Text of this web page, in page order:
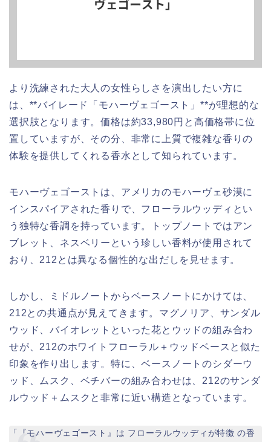
より洗練された大人の女性らしさを演出したい方に
は、**バイレード「モハーヴェゴースト」**が理想的な
選択肢となります。価格は約33,980円と高価格帯に位
置していますが、その分、非常に上質で複雑な香りの
体験を提供してくれる香水として知られています。
モハーヴェゴーストは、アメリカのモハーヴェ砂漠に
インスパイアされた香りで、フローラルウッディとい
う独特な香調を持っています。トップノートではアン
ブレット、ネスベリーという珍しい香料が使用されて
おり、212とは異なる個性的な出だしを見せます。
しかし、ミドルノートからベースノートにかけては、
212との共通点が見えてきます。マグノリア、サンダル
ウッド、バイオレットといった花とウッドの組み合わ
せが、212のホワイトフローラル＋ウッドベースと似た
印象を作り出します。特に、ベースノートのシダーウ
ッド、ムスク、ベチバーの組み合わせは、212のサンダ
ルウッド＋ムスクと非常に近い構造となっています。
「『モハーヴェゴースト』は フローラルウッディが特徴 の香